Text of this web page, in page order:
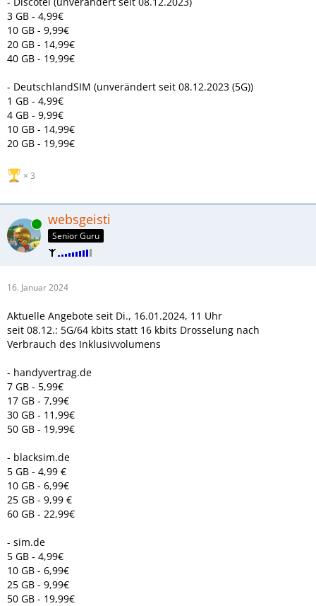
3 GB - 4,99€
10 GB - 9,99€
20 GB - 14,99€
40 GB - 19,99€
- DeutschlandSIM (unverändert seit 08.12.2023 (5G))
1 GB - 4,99€
4 GB - 9,99€
10 GB - 14,99€
20 GB - 19,99€
3
Online websgeisti
Senior Guru
16. Januar 2024
Aktuelle Angebote seit Di., 16.01.2024, 11 Uhr
seit 08.12.: 5G/64 kbits statt 16 kbits Drosselung nach
Verbrauch des Inklusivvolumens
- handyvertrag.de
7 GB - 5,99€
17 GB - 7,99€
30 GB - 11,99€
50 GB - 19,99€
- blacksim.de
5 GB - 4,99 €
10 GB - 6,99€
25 GB - 9,99 €
60 GB - 22,99€
- sim.de
5 GB - 4,99€
10 GB - 6,99€
25 GB - 9,99€
50 GB - 19,99€